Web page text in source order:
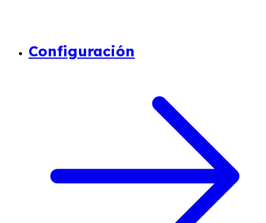
Configuración